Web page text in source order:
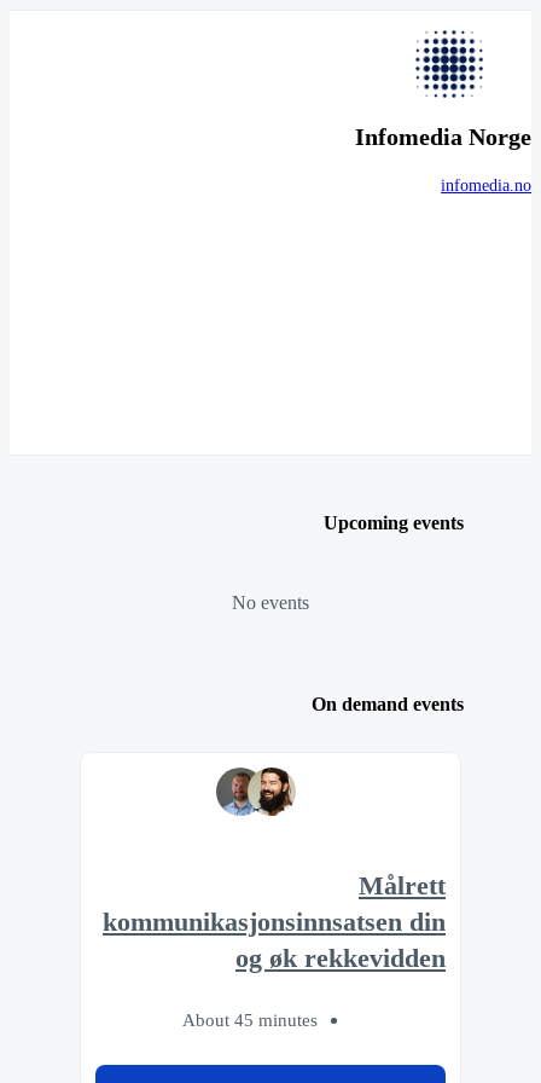
Infomedia Norge
infomedia.no
Upcoming events
No events
On demand events
Målrett
kommunikasjonsinnsatsen din
og øk rekkevidden
About 45 minutes